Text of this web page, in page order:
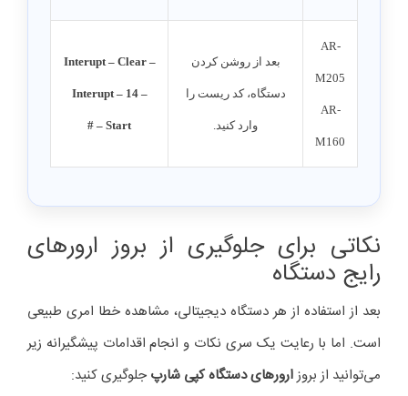
AR-
M205
AR-
M160
بعد از روشن کردن
دستگاه، کد ریست را
وارد کنید.
Interupt – Clear –
Interupt – 14 –
Start – #
نکاتی برای جلوگیری از بروز ارورهای
رایج دستگاه
بعد از استفاده از هر دستگاه دیجیتالی، مشاهده خطا امری طبیعی
است. اما با رعایت یک سری نکات و انجام اقدامات پیشگیرانه زیر
می‌توانید از بروزارورهای دستگاه کپی شارپ جلوگیری کنید: